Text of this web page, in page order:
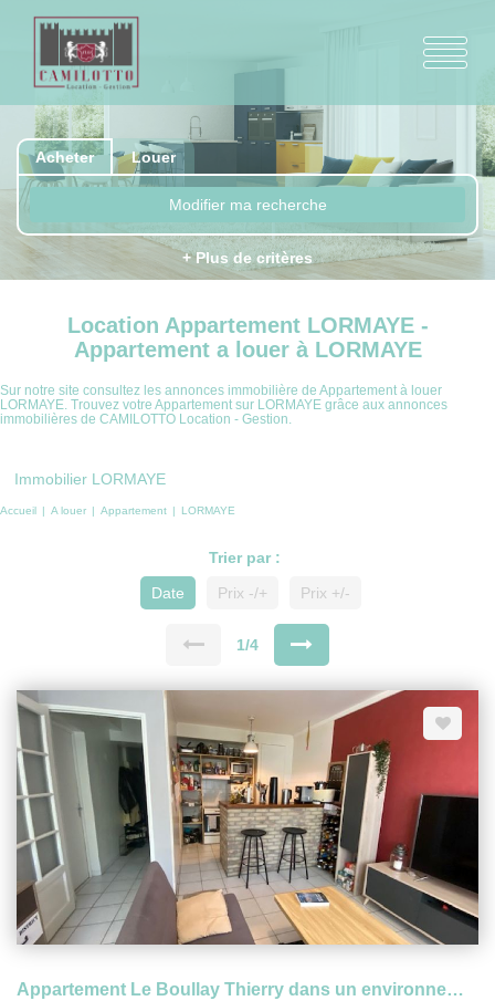
Acheter Louer
Modifier ma recherche
+ Plus de critères
Location Appartement LORMAYE -
Appartement a louer à LORMAYE
Sur notre site consultez les annonces immobilière de Appartement à louer
LORMAYE. Trouvez votre Appartement sur LORMAYE grâce aux annonces
immobilières de CAMILOTTO Location - Gestion.
Immobilier LORMAYE
Accueil A louer Appartement LORMAYE
Trier par :
Date
Prix -/+ Prix +/-
1/4
Appartement Le Boullay Thierry dans un environnement calme à 20 min de Dreux et 10 min RN154